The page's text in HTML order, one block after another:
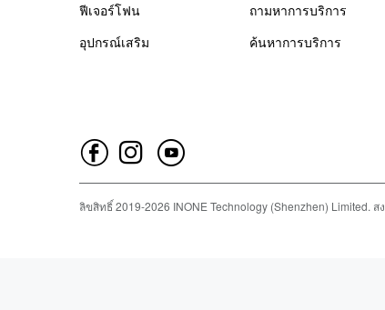
ฟีเจอร์โฟน
อุปกรณ์เสริม
ถามหาการบริการ
ค้นหาการบริการ
ลิขสิทธิ์2019-2026 INONE Technology (Shenzhen) Limited. ส